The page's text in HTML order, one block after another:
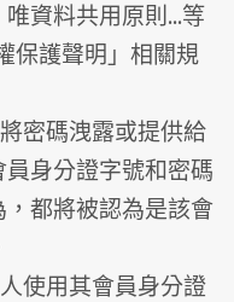
資料共用原則...等
保護聲明」相關規
密碼洩露或提供給
身分證字號和密碼
都將被認為是該會
使用其會員身分證